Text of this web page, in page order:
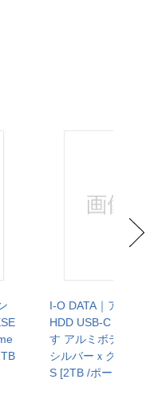
I-O DATA｜アイオー
HDD USB-C＋USB-
す アルミボディ」
シルバーｘグリーン
S [2TB /ポータブル